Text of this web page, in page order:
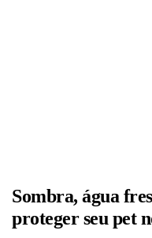
Sombra, água
proteger seu pet